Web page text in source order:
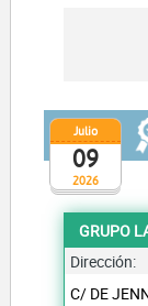
2026
Julio
09
GRUPO
Dirección:
C/ DE